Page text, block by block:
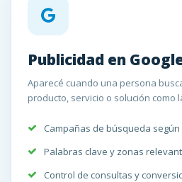
Publicidad en
Aparecé cuando una persona
producto, servicio o solución como
Campañas de búsqueda
Palabras clave y zonas
Control de consultas y